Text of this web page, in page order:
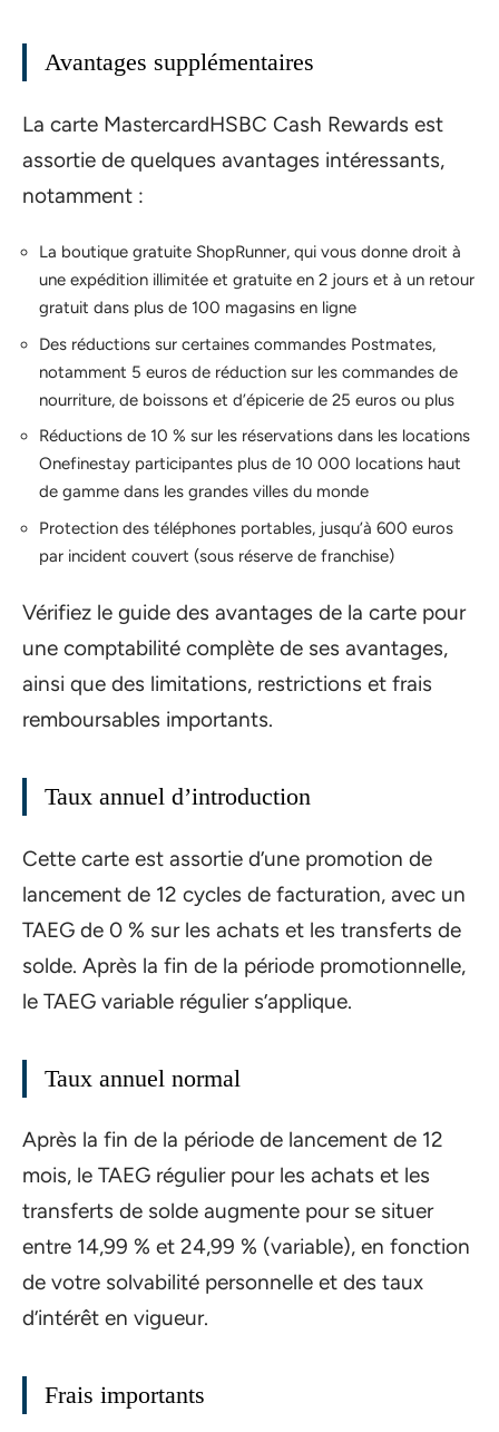
Avantages supplémentaires
La carte MastercardHSBC Cash Rewards est
assortie de quelques avantages intéressants,
notamment :
La boutique gratuite ShopRunner, qui vous donne droit à
une expédition illimitée et gratuite en 2 jours et à un retour
gratuit dans plus de 100 magasins en ligne
Des réductions sur certaines commandes Postmates,
notamment 5 euros de réduction sur les commandes de
nourriture, de boissons et d’épicerie de 25 euros ou plus
Réductions de 10 % sur les réservations dans les locations
Onefinestay participantes plus de 10 000 locations haut
de gamme dans les grandes villes du monde
Protection des téléphones portables, jusqu’à 600 euros
par incident couvert (sous réserve de franchise)
Vérifiez le guide des avantages de la carte pour
une comptabilité complète de ses avantages,
ainsi que des limitations, restrictions et frais
remboursables importants.
Taux annuel d’introduction
Cette carte est assortie d’une promotion de
lancement de 12 cycles de facturation, avec un
TAEG de 0 % sur les achats et les transferts de
solde. Après la fin de la période promotionnelle,
le TAEG variable régulier s’applique.
Taux annuel normal
Après la fin de la période de lancement de 12
mois, le TAEG régulier pour les achats et les
transferts de solde augmente pour se situer
entre 14,99 % et 24,99 % (variable), en fonction
de votre solvabilité personnelle et des taux
d’intérêt en vigueur.
Frais importants